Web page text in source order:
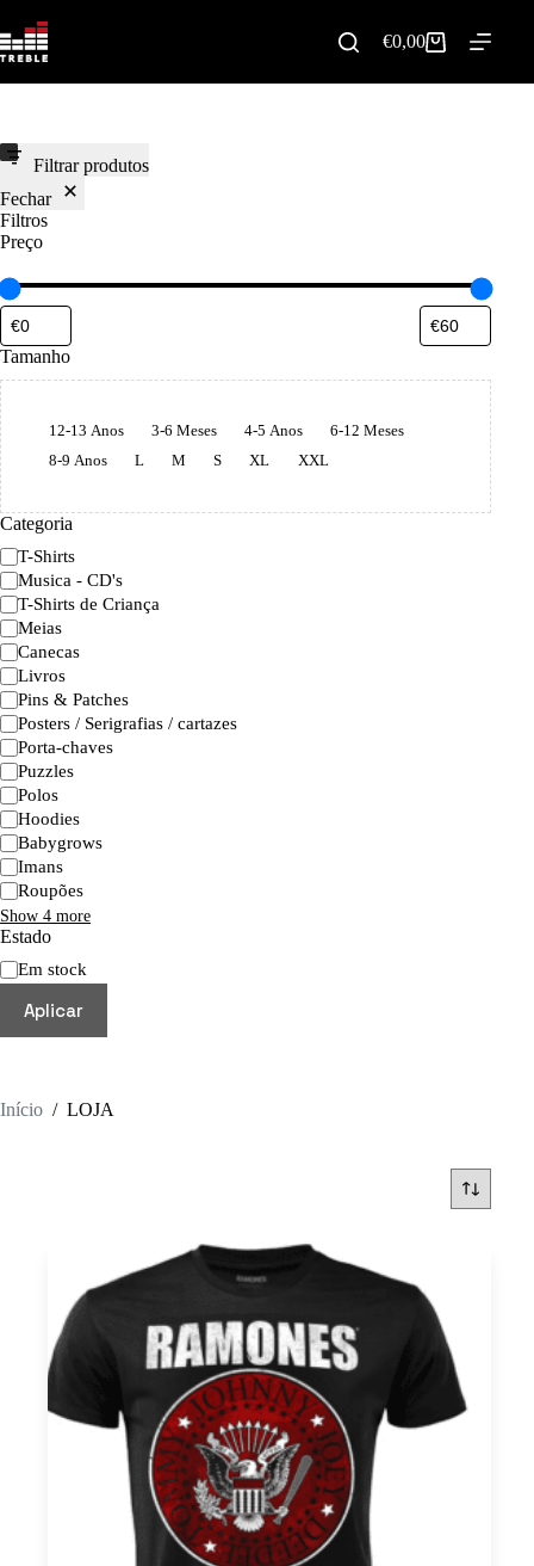
para
o
Carrinho
€0,00
Início / LOJA
Filtrar produtos
Fechar
Filtros
Preço
Tamanho
Tamanho
12-13 Anos 3-6 Meses 4-5 Anos
6-12 Meses
8-9 Anos
L M S XL XXL
Categoria
Categoria
T-Shirts
Musica - CD's
T-Shirts de Criança
Meias
Canecas
Livros
Pins & Patches
Posters / Serigrafias / cartazes
Porta-chaves
Puzzles
Polos
Hoodies
Babygrows
Imans
Roupões
Show 4 more
Estado
Disponibilidade
Em stock
Aplicar